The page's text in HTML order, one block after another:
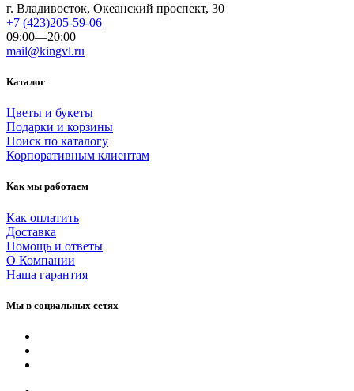
г. Владивосток, Океанский проспект, 30
+7 (423)205-59-06
09:00—20:00
mail@kingvl.ru
Каталог
Цветы и букеты
Подарки и корзины
Поиск по каталогу
Корпоративным клиентам
Как мы работаем
Как оплатить
Доставка
Помощь и ответы
О Компании
Наша гарантия
Мы в социальных сетях